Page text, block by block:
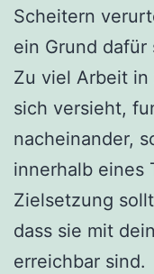
Scheitern
ein Grund dafür
Zu viel Arbeit
sich versieht,
nacheinander,
innerhalb eines
Zielsetzung
dass sie mit
erreichbar sind.